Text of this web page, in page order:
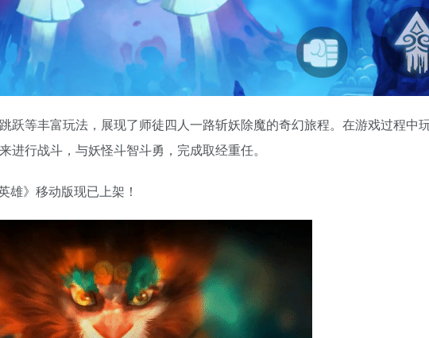
跃等丰富玩法，展现了师徒四人一路斩妖除魔的奇幻旅程。在游戏过程中
行战斗，与妖怪斗智斗勇，完成取经重任。
雄》移动版现已上架！